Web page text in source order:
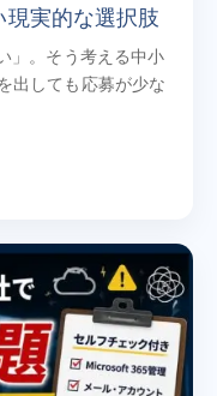
現実的な選択肢
」。そう考える中小
出しても応募が少な